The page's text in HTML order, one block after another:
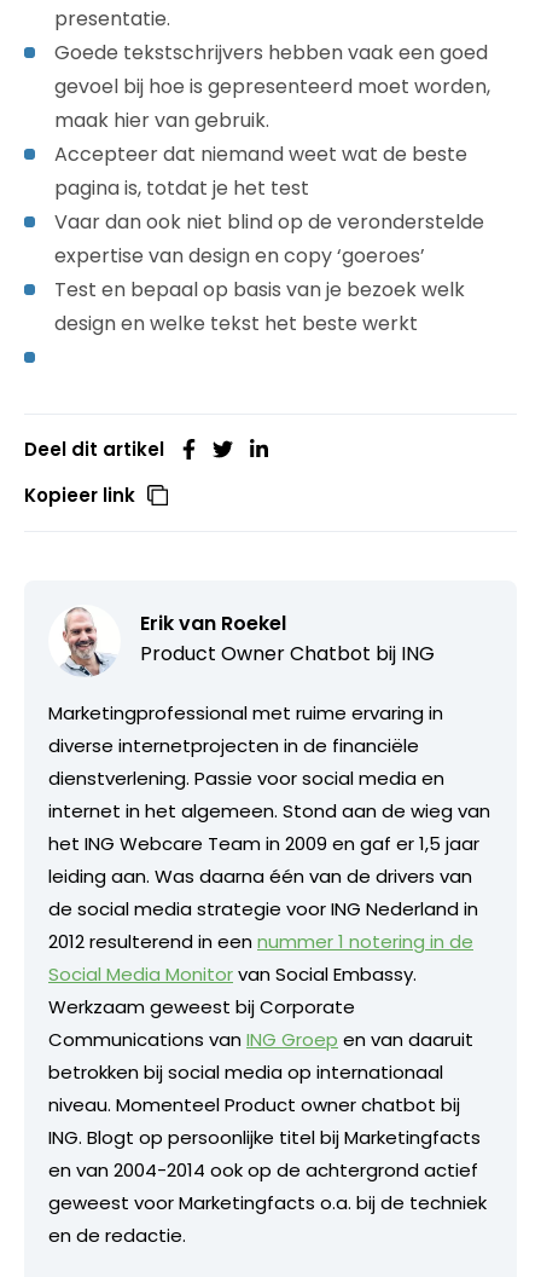
presentatie.
Goede tekstschrijvers hebben vaak een goed
gevoel bij hoe is gepresenteerd moet worden,
maak hier van gebruik.
Accepteer dat niemand weet wat de beste
pagina is, totdat je het test
Vaar dan ook niet blind op de veronderstelde
expertise van design en copy ‘goeroes’
Test en bepaal op basis van je bezoek welk
design en welke tekst het beste werkt
Deel dit artikel
Kopieer link
Erik van Roekel
Product Owner Chatbot bij ING
Marketingprofessional met ruime ervaring in
diverse internetprojecten in de financiële
dienstverlening. Passie voor social media en
internet in het algemeen. Stond aan de wieg van
het ING Webcare Team in 2009 en gaf er 1,5 jaar
leiding aan. Was daarna één van de drivers van
de social media strategie voor ING Nederland in
2012 resulterend in eennummer 1 notering in de
Social Media Monitorvan Social Embassy.
Werkzaam geweest bij Corporate
Communications vanING Groep en van daaruit
betrokken bij social media op internationaal
niveau. Momenteel Product owner chatbot bij
ING. Blogt op persoonlijke titel bij Marketingfacts
en van 2004-2014 ook op de achtergrond actief
geweest voor Marketingfacts o.a. bij de techniek
en de redactie.